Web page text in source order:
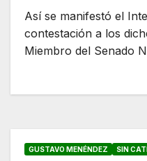
Así se manifestó el
contestación a los
Miembro del Senado
GUSTAVO MENÉNDEZ SIN